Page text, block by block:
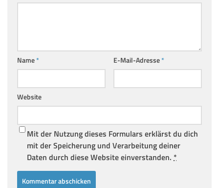
Name* E-Mail-Adresse*
Website
Mit der Nutzung dieses Formulars erklärst du dich
mit der Speicherung und Verarbeitung deiner
Daten durch diese Website einverstanden. *